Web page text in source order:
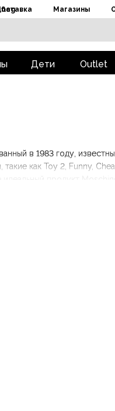
Магазины
Дети Outlet
в 1983 году,
как Toy 2, Funny,